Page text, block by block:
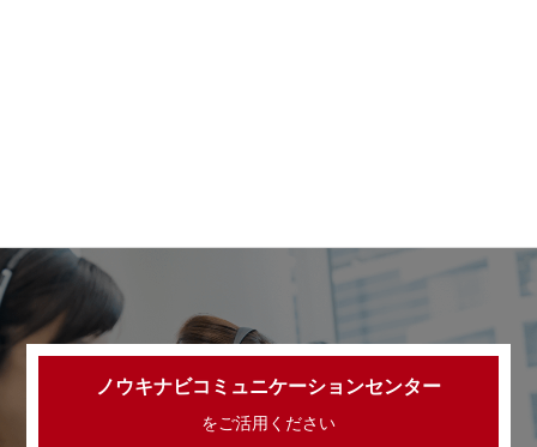
ノウキナビコミュニケーションセンター
をご活用ください